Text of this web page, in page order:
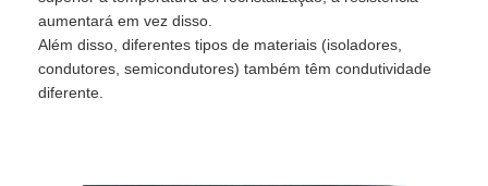
aumentará em vez disso.
Além disso, diferentes tipos de materiais (isoladores,
condutores, semicondutores) também têm condutividade
diferente.